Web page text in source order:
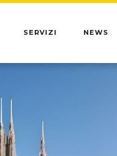
SERVIZI NEWS